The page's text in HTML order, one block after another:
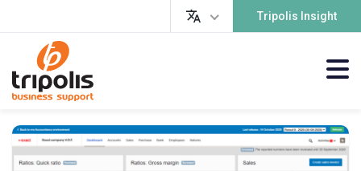
Tripolis Insight